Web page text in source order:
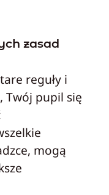
zasad
reguły i
Twój pupil się
mogą